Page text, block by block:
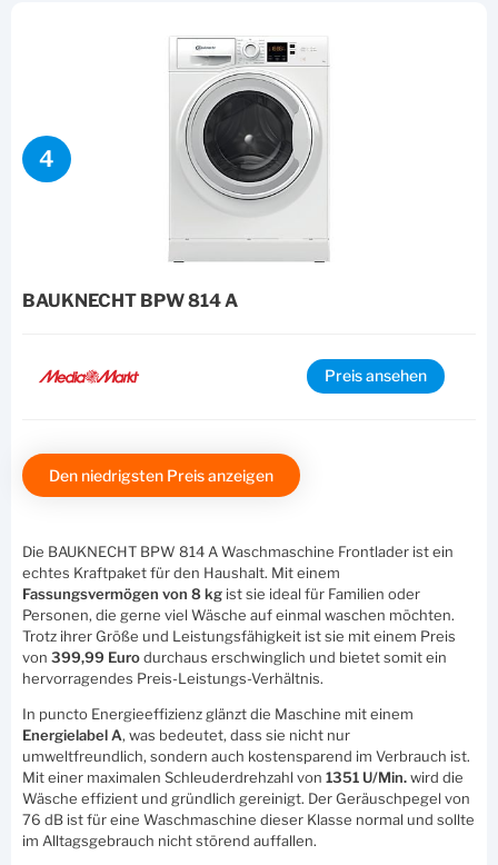
4
BAUKNECHT BPW 814 A
Preis ansehen
Den niedrigsten Preis anzeigen
Die BAUKNECHT BPW 814 A Waschmaschine Frontlader ist ein
echtes Kraftpaket für den Haushalt. Mit einem
Fassungsvermögen von 8 kg ist sie ideal für Familien oder
Personen, die gerne viel Wäsche auf einmal waschen möchten.
Trotz ihrer Größe und Leistungsfähigkeit ist sie mit einem Preis
von 399,99 Eurodurchaus erschwinglich und bietet somit ein
hervorragendes Preis-Leistungs-Verhältnis.
In puncto Energieeffizienz glänzt die Maschine mit einem
Energielabel A, was bedeutet, dass sie nicht nur
umweltfreundlich, sondern auch kostensparend im Verbrauch ist.
Mit einer maximalen Schleuderdrehzahl von 1351 U/Min.wird die
Wäsche effizient und gründlich gereinigt. Der Geräuschpegel von
76 dB ist für eine Waschmaschine dieser Klasse normal und sollte
im Alltagsgebrauch nicht störend auffallen.